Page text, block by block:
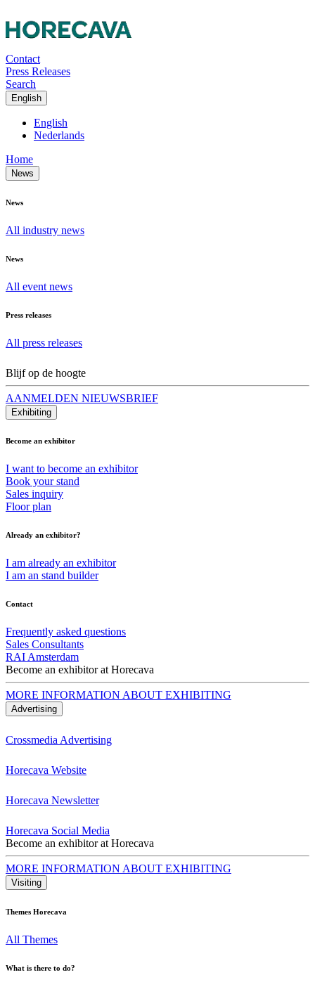
Contact
Press Releases
Search
English
English
Nederlands
Home
News
News
All industry news
News
All event news
Press releases
All press releases
Blijf op de hoogte
AANMELDEN NIEUWSBRIEF
Exhibiting
Become an exhibitor
I want to become an exhibitor
Book your stand
Sales inquiry
Floor plan
Already an exhibitor?
I am already an exhibitor
I am an stand builder
Contact
Frequently asked questions
Sales Consultants
RAI Amsterdam
Become an exhibitor at Horecava
MORE INFORMATION ABOUT EXHIBITING
Advertising
Crossmedia Advertising
Horecava Website
Horecava Newsletter
Horecava Social Media
Become an exhibitor at Horecava
MORE INFORMATION ABOUT EXHIBITING
Visiting
Themes Horecava
All Themes
What is there to do?